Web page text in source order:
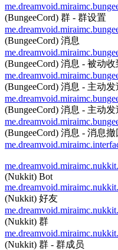
(BungeeCord) 群 - 群设置
(BungeeCord) 消息
(BungeeCord) 消息 - 被动
(BungeeCord) 消息 - 主动
(BungeeCord) 消息 - 主动
(BungeeCord) 消息 - 消息撤
(Nukkit) Bot
(Nukkit) 好友
(Nukkit) 群
(Nukkit) 群 - 群成员